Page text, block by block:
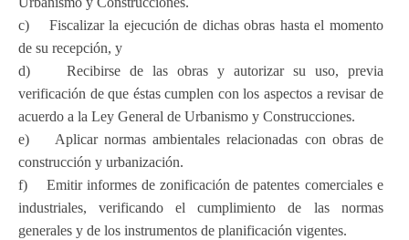
c) Fiscalizar la ejecución de dichas obras hasta el momento
de su recepción, y
d) Recibirse de las obras y autorizar su uso, previa
verificación de que éstas cumplen con los aspectos a revisar de
acuerdo a la Ley General de Urbanismo y Construcciones.
e) Aplicar normas ambientales relacionadas con obras de
construcción y urbanización.
f) Emitir informes de zonificación de patentes comerciales e
industriales, verificando el cumplimiento de las normas
generales y de los instrumentos de planificación vigentes.